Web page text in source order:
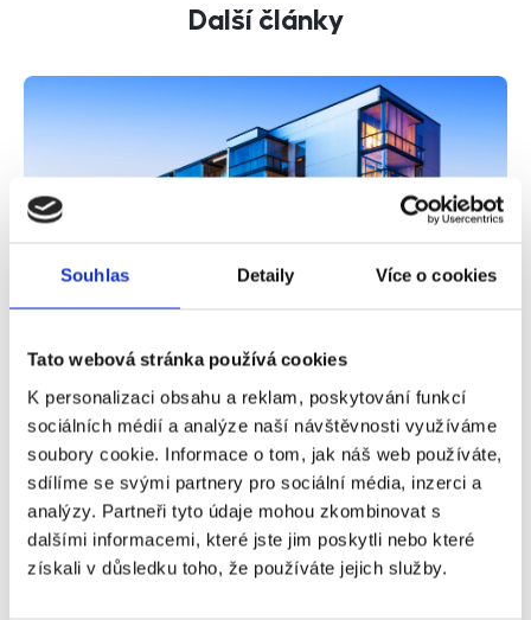
Souhlas Detaily Více o cookies
Tato webová stránka používá cookies
K personalizaci obsahu a reklam, poskytování funkcí
sociálních médií a analýze naší návštěvnosti využíváme
soubory cookie. Informace o tom, jak náš web používáte,
sdílíme se svými partnery pro sociální média, inzerci a
analýzy. Partneři tyto údaje mohou zkombinovat s
dalšími informacemi, které jste jim poskytli nebo které
získali v důsledku toho, že používáte jejich služby.
Další články
Vývoj cen realit mnozí považují za absurdní.
Šílenost. Tak někteří vyjadřují svůj postoj k aktuálnímu
vývoji realitního trhu, potažmo cen realit. Meziročně
totiž ceny nemovitostí vzrostly o necelých 12 % a
největší poptávka je nadále po chatách a rekreačních
objektech a také po bytech v novostavbách. A
přestože se na celé situaci částečně podepsal